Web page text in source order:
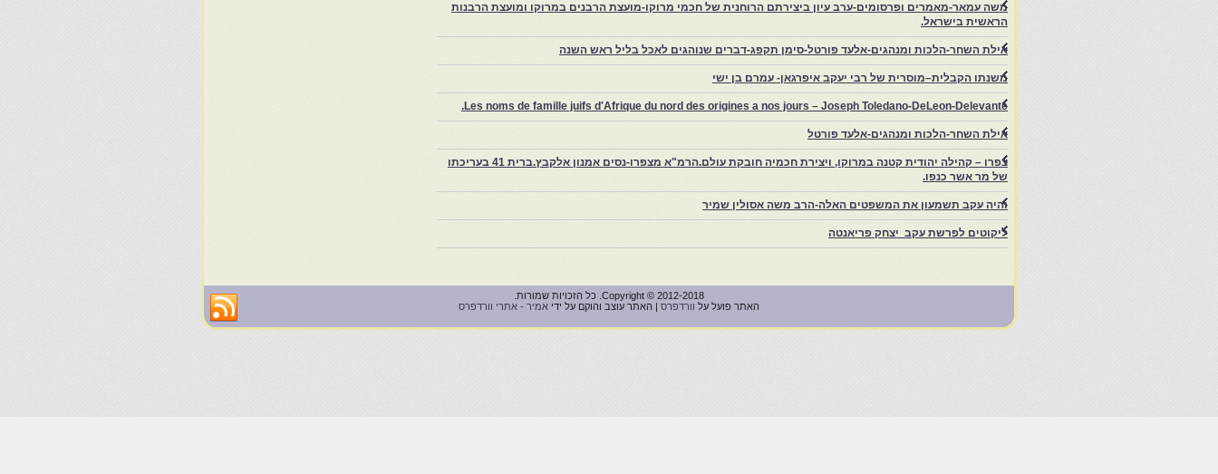
משה עמאר-מאמרים ופרסומים-ערב עיון ביצירתם הרוחנית של חכמי מרוקו-מועצת הרבנים במרוקו ומועצת הרבנות
הראשית בישראל.
אילת השחר-הלכות ומנהגים-אלעד פורטל-סימן תקפג-דברים שנוהגים לאכל בליל ראש השנה
משנתו הקבלית–מוסרית של רבי יעקב איפרגאן- עמרם בן ישי
Les noms de famille juifs d'Afrique du nord des origines a nos jours – Joseph Toledano-DeLeon-Delevante.
אילת השחר-הלכות ומנהגים-אלעד פורטל
צפרו – קהילה יהודית קטנה במרוקו, ויצירת חכמיה חובקת עולם.הרמ"א מצפרו-נסים אמנון אלקבץ.ברית 41 בעריכתו
של מר אשר כנפו.
והיה עקב תשמעון את המשפטים האלה-הרב משה אסולין שמיר
ליקוטים לפרשת עקב יצחק פריאנטה
Copyright © 2012-2018. כל הזכויות שמורות.
האתר פועל על וורדפרס | האתר עוצב והוקם על ידי אמיר - אתרי וורדפרס